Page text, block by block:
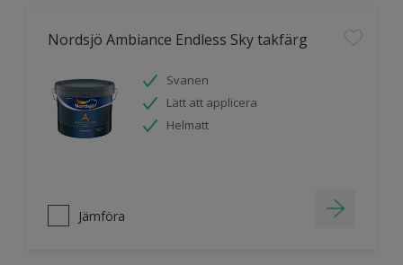
Nordsjö Ambiance Endless Sky takfärg
Svanen
Lätt att applicera
Helmatt
Jämföra